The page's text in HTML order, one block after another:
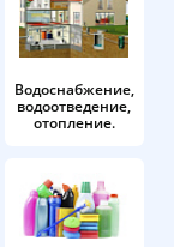
Водоснабжение,
водоотведение,
отопление.